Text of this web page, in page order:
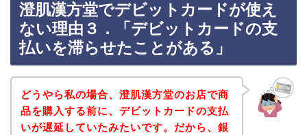
澄肌漢方堂でデビットカードが使え
ない理由３．「デビットカードの支
払いを滞らせたことがある」
どうやら私の場合、澄肌漢方堂のお店で商
品を購入する前に、デビットカードの支払
いが遅延していたみたいです。だから、銀